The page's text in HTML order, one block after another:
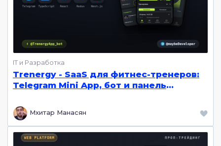
IT и Разработка
Trenergy - SaaS для фитнес-тренеров:
Telegram Mini App, бот и панель
КБЖУ, прогресс, чаты, оплата | React.js,
Nest.js, Node.js
Мхитар Манасян